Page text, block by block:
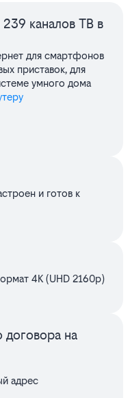
каналов ТВ в
для смартфонов
приставок, для
умного дома
и готов к
4K (UHD 2160p)
договора на
адрес